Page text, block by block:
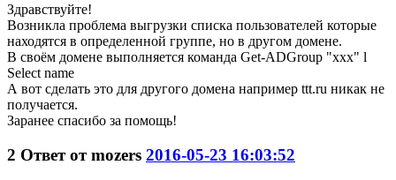
Здравствуйте!
Возникла проблема выгрузки списка пользователей которые
находятся в определенной группе, но в другом домене.
В своём домене выполняется команда Get-ADGroup "xxx" l
Select name
А вот сделать это для другого домена например ttt.ru никак не
получается.
Заранее спасибо за помощь!
2 Ответ отmozers 2016-05-23 16:03:52